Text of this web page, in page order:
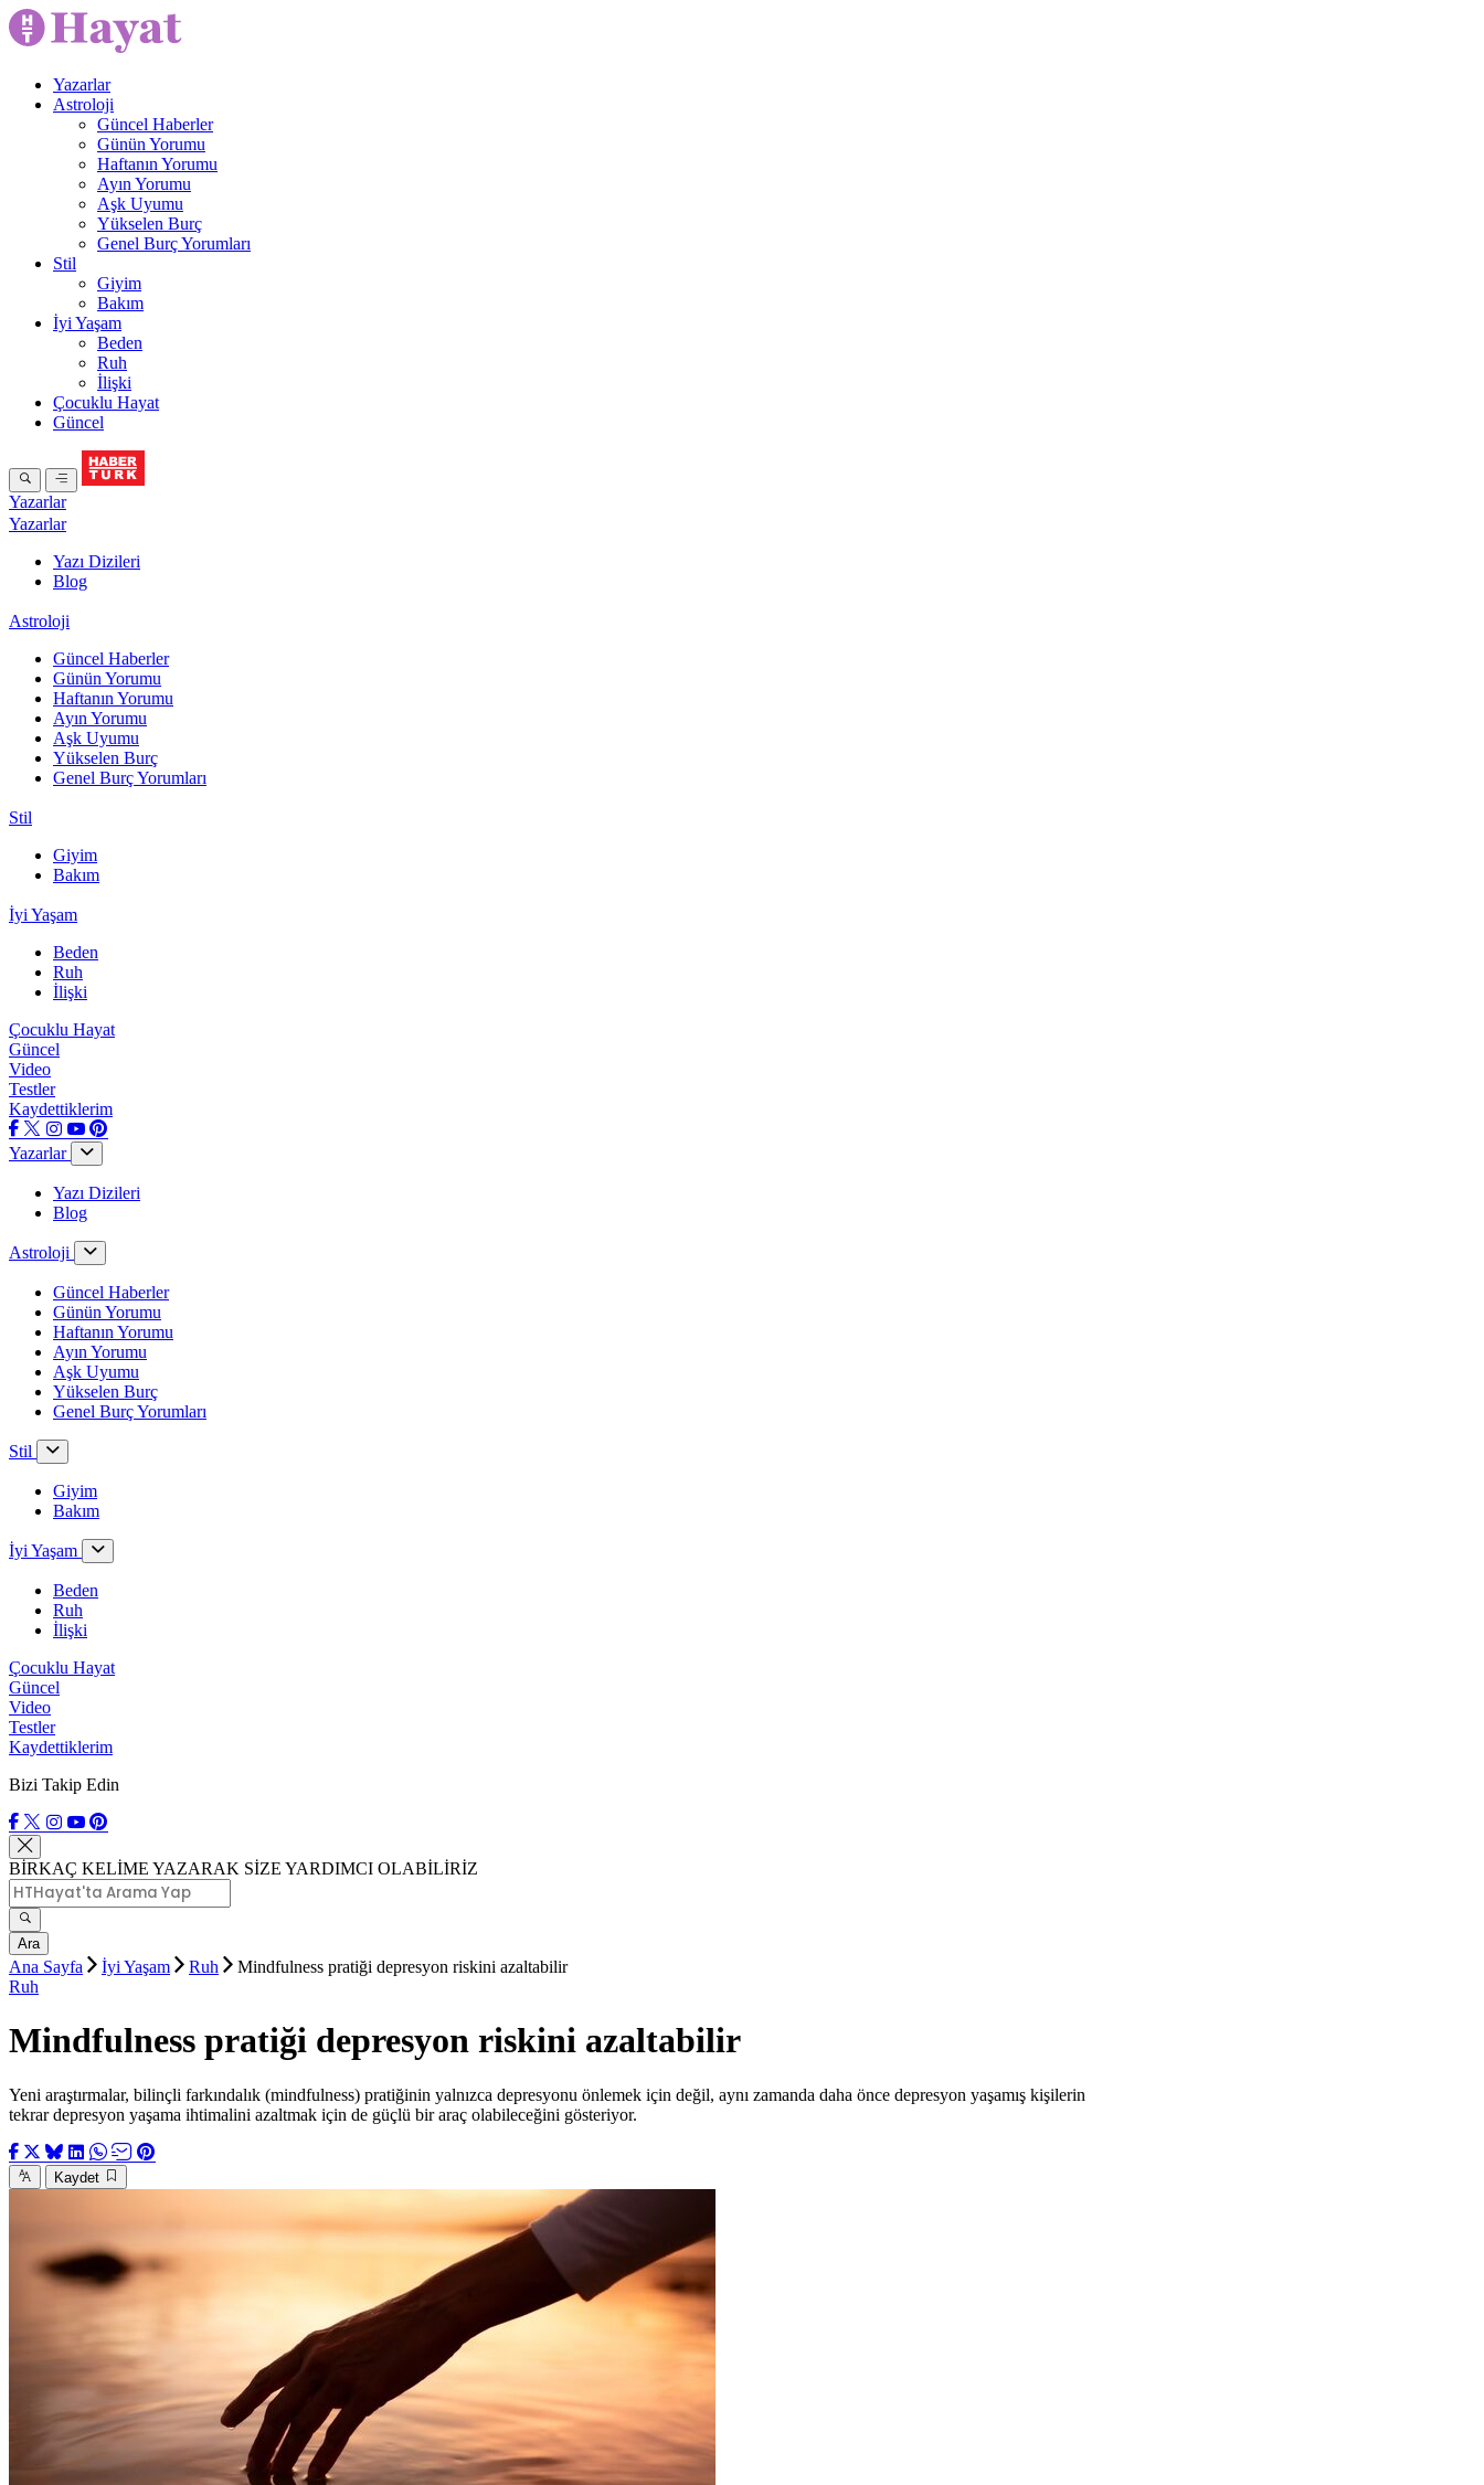
Yazarlar
Astroloji
Güncel Haberler
Günün Yorumu
Haftanın Yorumu
Ayın Yorumu
Aşk Uyumu
Yükselen Burç
Genel Burç Yorumları
Stil
Giyim
Bakım
İyi Yaşam
Beden
Ruh
İlişki
Çocuklu Hayat
Güncel
Yazarlar
Yazarlar
Yazı Dizileri
Blog
Astroloji
Güncel Haberler
Günün Yorumu
Haftanın Yorumu
Ayın Yorumu
Aşk Uyumu
Yükselen Burç
Genel Burç Yorumları
Stil
Giyim
Bakım
İyi Yaşam
Beden
Ruh
İlişki
Çocuklu Hayat
Güncel
Video
Testler
Kaydettiklerim
Yazarlar
Yazı Dizileri
Blog
Astroloji
Güncel Haberler
Günün Yorumu
Haftanın Yorumu
Ayın Yorumu
Aşk Uyumu
Yükselen Burç
Genel Burç Yorumları
Stil
Giyim
Bakım
İyi Yaşam
Beden
Ruh
İlişki
Çocuklu Hayat
Güncel
Video
Testler
Kaydettiklerim
Bizi Takip Edin
BİRKAÇ KELİME YAZARAK SİZE YARDIMCI OLABİLİRİZ
Ara
Ana Sayfa İyi Yaşam Ruh
Mindfulness pratiği depresyon riskini azaltabilir
Ruh
Mindfulness pratiği depresyon riskini azaltabilir
Yeni araştırmalar, bilinçli farkındalık (mindfulness) pratiğinin yalnızca depresyonu önlemek için değil, aynı zamanda daha önce depresyon yaşamış kişilerin
tekrar depresyon yaşama ihtimalini azaltmak için de güçlü bir araç olabileceğini gösteriyor.
Kaydet